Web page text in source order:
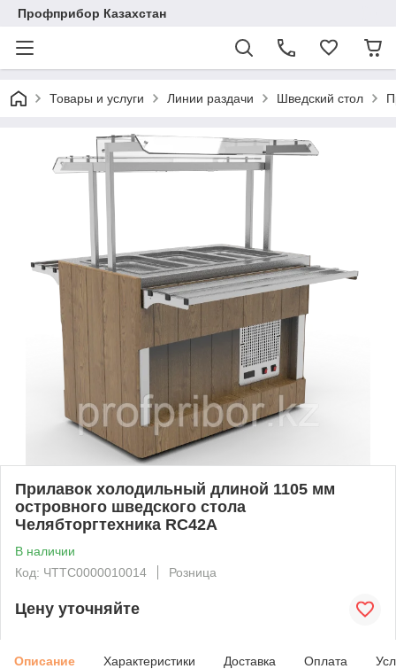
Профприбор Казахстан
Товары и услуги Линии раздачи Шведский стол
Прилавок холодильный длиной 1105 мм
островного шведского стола
Челябторгтехника RC42А
В наличии
Код: ЧТТС0000010014
Розница
Цену уточняйте
Описание Характеристики Доставка Оплата